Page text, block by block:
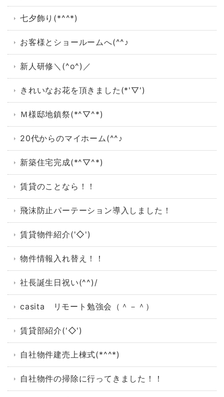
七夕飾り(*^^*)
お客様とショールームへ(^^♪
新人研修＼(^o^)／
きれいなお花を頂きました(*'▽')
Ｍ様邸地鎮祭(*^▽^*)
20代からのマイホーム(^^♪
新築住宅完成(*^▽^*)
賃貸のことなら！！
飛沫防止パーテーション導入しました！
賃貸物件紹介('◇')ゞ
物件情報入れ替え！！
社長誕生日祝い(^^)/
casita リモート勉強会（＾－＾）
賃貸部紹介('◇')ゞ
自社物件建売上棟式(*^^*)
自社物件の掃除に行ってきました！！